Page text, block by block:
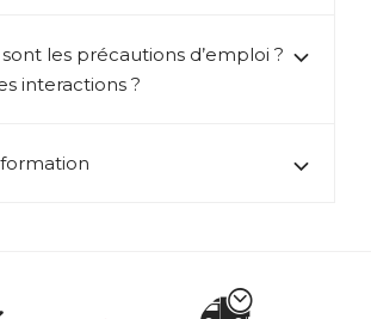
les précautions d’emploi ?
interactions ?